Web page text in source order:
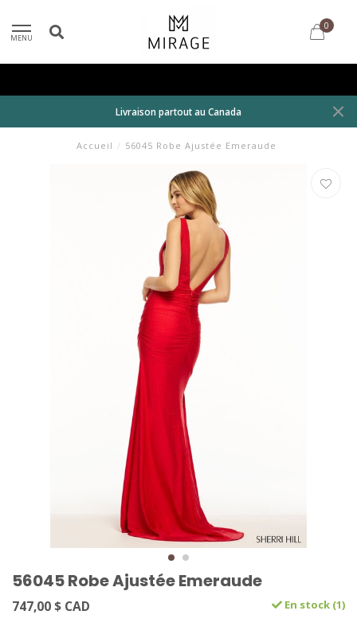
MENU
0
Livraison partout au Canada
Accueil / 56045 Robe Ajustée Emeraude
56045 Robe Ajustée Emeraude
747,00 $ CAD En stock (1)